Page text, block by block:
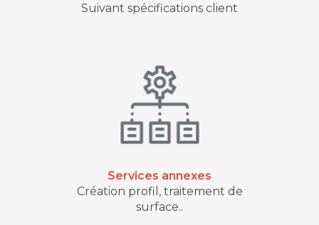
Suivant spécifications client
Services annexes
Création profil, traitement de
surface..